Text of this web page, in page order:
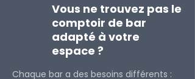
Vous ne trouvez pas le
comptoir de bar
adapté à votre
espace ?
Chaque bar a des besoins différents :